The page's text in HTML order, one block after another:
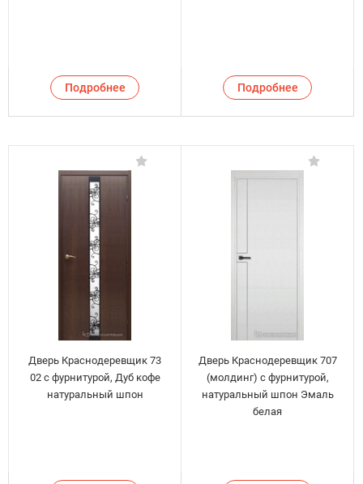
Подробнее Подробнее
Дверь Краснодеревщик 73
02 с фурнитурой, Дуб кофе
натуральный шпон
Дверь Краснодеревщик 707
(молдинг) с фурнитурой,
натуральный шпон Эмаль
белая